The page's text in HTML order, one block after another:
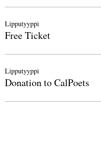
Lipputyyppi
Free Ticket
Lipputyyppi
Donation to CalPoets